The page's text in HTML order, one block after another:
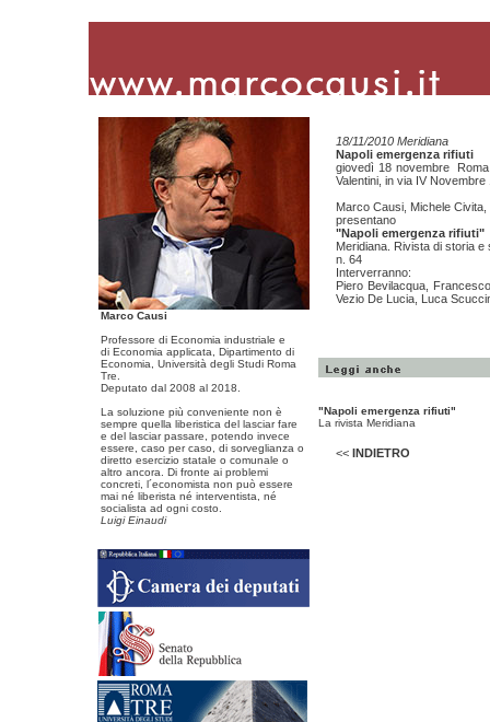
Marco Causi
Professore di Economia industriale e
di Economia applicata, Dipartimento di
Economia, Università degli Studi Roma
Tre.
Deputato dal 2008 al 2018.
La soluzione più conveniente non è
sempre quella liberistica del lasciar fare
e del lasciar passare, potendo invece
essere, caso per caso, di sorveglianza o
diretto esercizio statale o comunale o
altro ancora. Di fronte ai problemi
concreti, l´economista non può essere
mai né liberista né interventista, né
socialista ad ogni costo.
Luigi Einaudi
18/11/2010 Meridiana
Napoli emergenza rifiuti
giovedì 18 novembre
Valentini, in via IV Novembre
Marco Causi, Michele
presentano
"Napoli emergenza rifiuti"
Meridiana. Rivista di storia e
n. 64
Interverranno:
Piero Bevilacqua,
Vezio De Lucia, Luca
"Napoli emergenza rifiuti"
La rivista Meridiana
<< INDIETRO